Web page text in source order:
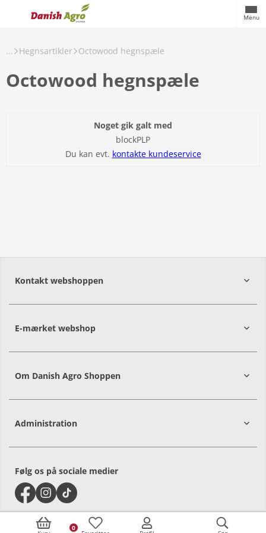
Menu
0
... Hegnsartikler Octowood hegnspæle
Octowood hegnspæle
Noget gik galt med
blockPLP
Du kan evt. kontakte kundeservice
Kontakt webshoppen
E-mærket webshop
Om Danish Agro Shoppen
Administration
Følg os på sociale medier